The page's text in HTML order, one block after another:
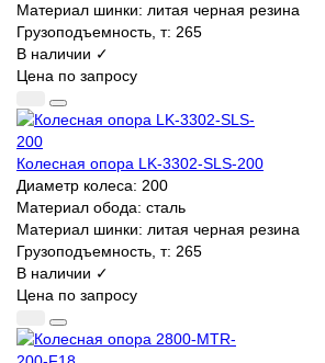
Материал шинки: литая черная резина
Грузоподъемность, т: 265
В наличии ✓
Цена по запросу
Колесная опора LK-3302-SLS-200
Диаметр колеса: 200
Материал обода: сталь
Материал шинки: литая черная резина
Грузоподъемность, т: 265
В наличии ✓
Цена по запросу